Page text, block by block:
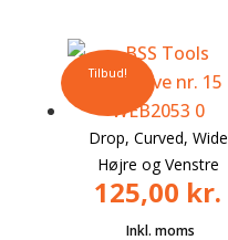
Drop, Curved, Wide
Højre og Venstre
125,00 kr.
Tilbud!